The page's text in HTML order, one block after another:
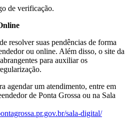
de verificação.
resolver suas pendências de forma
ou online. Além disso, o site da
para auxiliar os
agendar um atendimento, entre em
de Ponta Grossa ou na Sala
sala-digital/